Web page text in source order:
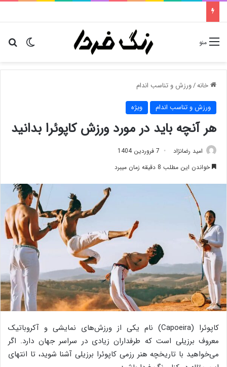
تغییر منو
خانه/ورزش و تناسب اندام
ورزش و تناسب اندام ویژه
هر آنچه باید در مورد ورزش کاپوئرا بدانید
امید رضانژاد
7 فروردین 1404
خواندن این مطلب 8 دقیقه زمان میبرد
کاپوئرا (Capoeira) نام یکی از ورزش‌های نمایشی و آکروباتیک
معروف برزیلی است که طرفداران زیادی در سراسر جهان دارد. اگر
می‌خواهید با تاریخچه هنر رزمی کاپوئرا برزیلی آشنا شوید، تا انتهای